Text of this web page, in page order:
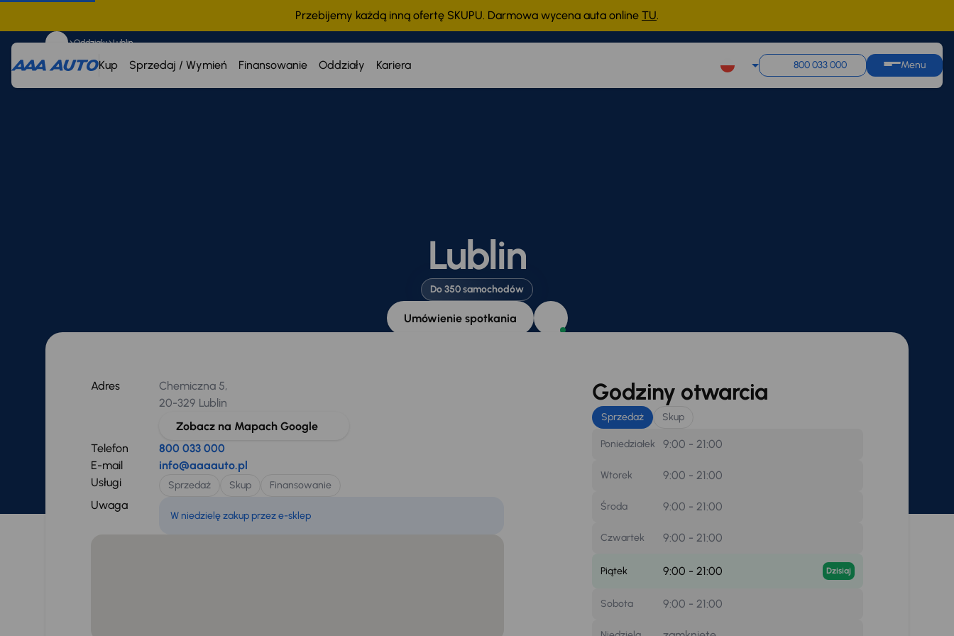
Przebijemy każdą inną ofertę SKUPU. Darmowa wycena auta online TU.
Kup Sprzedaj / Wymień Finansowanie Oddziały Kariera 800 033 000 Menu
Oddziały Lublin
Lublin
Do 350 samochodów
Umówienie spotkania
Adres
Chemiczna 5,
20-329 Lublin
Zobacz na Mapach Google
Telefon
800 033 000
E-mail
info@aaaauto.pl
Usługi
Sprzedaż Skup Finansowanie
Uwaga
W niedzielę zakup przez e-sklep
Godziny otwarcia
Sprzedaż Skup
Poniedziałek 9:00 - 21:00
Wtorek 9:00 - 21:00
Środa 9:00 - 21:00
Czwartek 9:00 - 21:00
Piątek 9:00 - 21:00 Dzisiaj
Sobota 9:00 - 21:00